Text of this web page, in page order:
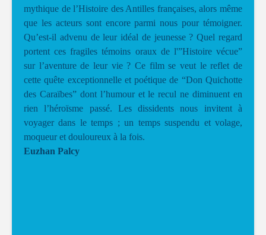
mythique de l’Histoire des Antilles françaises, alors même
que les acteurs sont encore parmi nous pour témoigner.
Qu’est-il advenu de leur idéal de jeunesse ? Quel regard
portent ces fragiles témoins oraux de l'”Histoire vécue”
sur l’aventure de leur vie ? Ce film se veut le reflet de
cette quête exceptionnelle et poétique de “Don Quichotte
des Caraïbes” dont l’humour et le recul ne diminuent en
rien l’héroïsme passé. Les dissidents nous invitent à
voyager dans le temps ; un temps suspendu et volage,
moqueur et douloureux à la fois.
Euzhan Palcy